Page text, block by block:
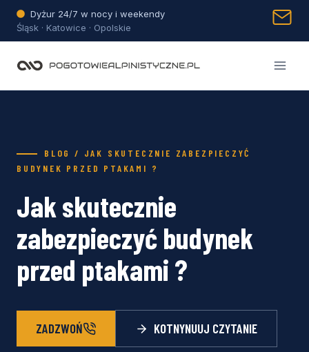
Przejdź
treści
Dyżur 24/7 w nocy i weekendy
Śląsk · Katowice · Opolskie
BLOG / JAK SKUTECZNIE ZABEZPIECZYĆ
BUDYNEK PRZED PTAKAMI ?
Jak skutecznie
zabezpieczyć budynek
przed ptakami ?
ZADZWOŃ KOTNYNUUJ CZYTANIE